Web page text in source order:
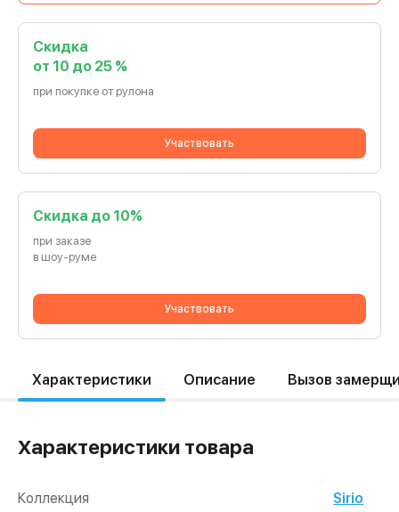
Скидка
от 10 до 25 %
при покупке от рулона
Участвовать
Cкидка до 10%
при заказе
в шоу-руме
Участвовать
Характеристики Описание Вызов
Характеристики товара
Коллекция Sirio